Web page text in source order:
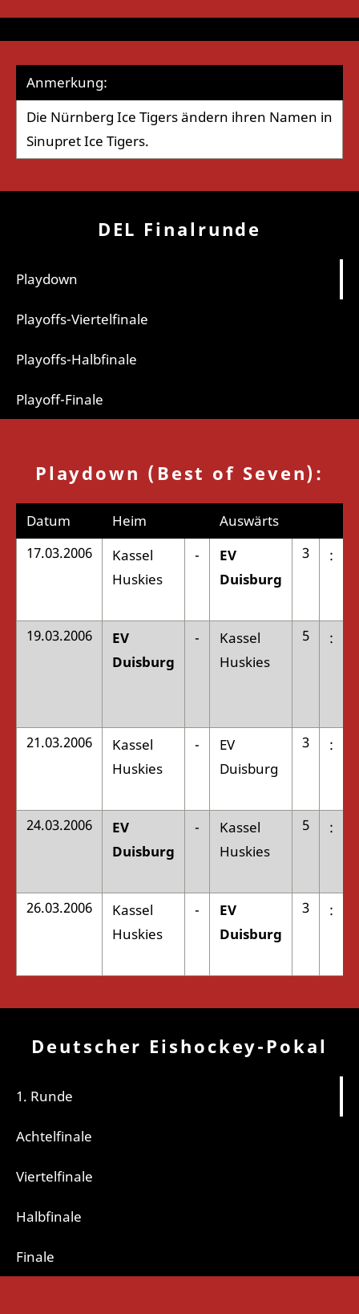
Anmerkung:
Die Nürnberg Ice Tigers ändern ihren Namen in
Sinupret Ice Tigers.
DEL Finalrunde
Playdown
Playoffs-Viertelfinale
Playoffs-Halbfinale
Playoff-Finale
Playdown (Best of Seven):
Datum Heim
Auswärts
17.03.2006
Kassel
Huskies
-
EV
Duisburg
3 :
19.03.2006
EV
Duisburg
-
Kassel
Huskies
5 :
21.03.2006
Kassel
Huskies
-
EV
Duisburg
3 :
24.03.2006
EV
Duisburg
-
Kassel
Huskies
5 :
26.03.2006
Kassel
Huskies
-
EV
Duisburg
3 :
Deutscher Eishockey-Pokal
1. Runde
Achtelfinale
Viertelfinale
Halbfinale
Finale